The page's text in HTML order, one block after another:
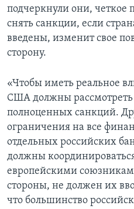
подчеркнули они, четкое
снять санкции, если
введены, изменит свое
сторону.
«Чтобы иметь реальное
США должны рассмотреть
полноценных санкций.
ограничения на все
отдельных российских
должны
европейскими
стороны, не должен их
что большинство